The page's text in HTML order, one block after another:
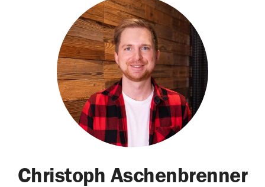
Christoph Aschenbrenner